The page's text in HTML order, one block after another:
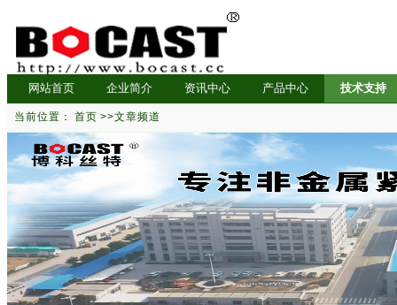
网站首页 企业简介 资讯中心 产品中心 技术支持
当前位置： 首页 >>文章频道